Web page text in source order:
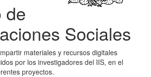
de
Sociales
materiales y recursos digitales
por los investigadores del IIS, en el
proyectos.